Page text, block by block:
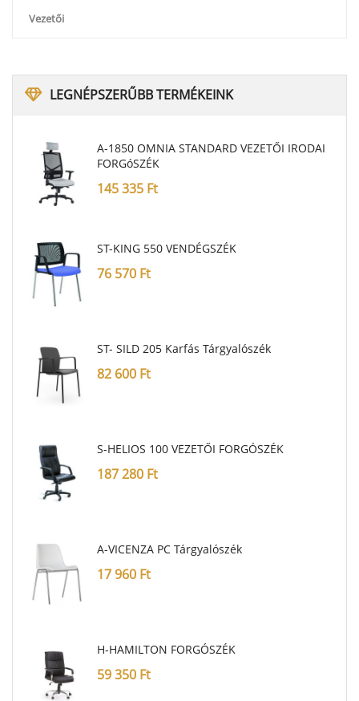
Vezetői
LEGNÉPSZERŰBBTERMÉKEINK
A-1850 OMNIA STANDARD VEZETŐI IRODAI
FORGóSZÉK
145 335 Ft
ST-KING 550 VENDÉGSZÉK
76 570 Ft
ST- SILD 205 Karfás Tárgyalószék
82 600 Ft
S-HELIOS 100 VEZETŐI FORGÓSZÉK
187 280 Ft
A-VICENZA PC Tárgyalószék
17 960 Ft
H-HAMILTON FORGÓSZÉK
59 350 Ft